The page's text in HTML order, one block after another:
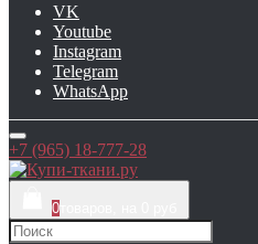
VK
Youtube
Instagram
Telegram
WhatsApp
+7 (965) 18-777-28
0